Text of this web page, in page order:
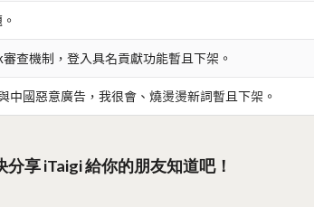
查機制，登入具名貢獻功能暫且下架。
中國惡意廣告，我很會、燒燙燙新詞暫且下架。
分享 iTaigi 給你的朋友知道吧！